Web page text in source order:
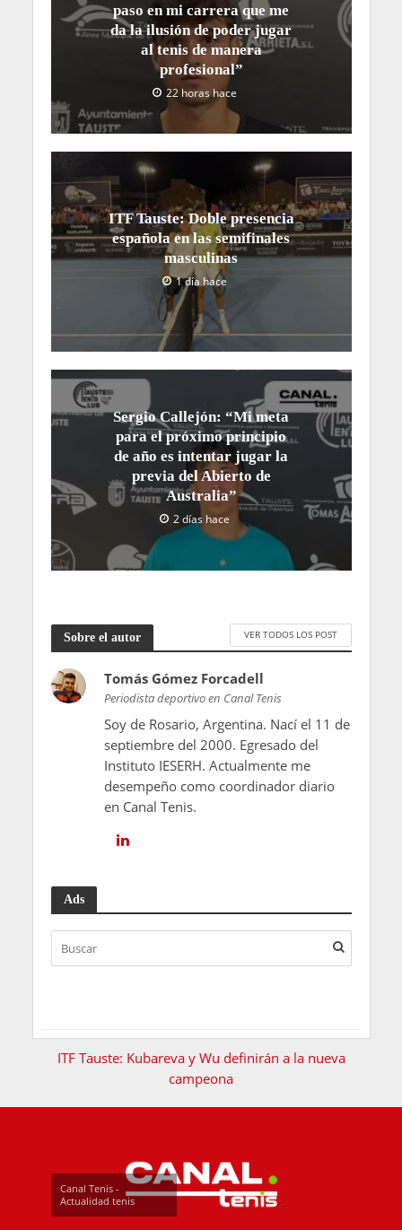
paso en mi carrera que me
da la ilusión de poder jugar
al tenis de manera
profesional”
22 horas hace
ITF Tauste: Doble presencia
española en las semifinales
masculinas
1 día hace
Sergio Callejón: “Mi meta
para el próximo principio
de año es intentar jugar la
previa del Abierto de
Australia”
2 días hace
Sobre el autor VER TODOS LOS POST
Tomás Gómez Forcadell
Periodista deportivo en Canal Tenis
Soy de Rosario, Argentina. Nací el 11 de
septiembre del 2000. Egresado del
Instituto IESERH. Actualmente me
desempeño como coordinador diario
en Canal Tenis.
Ads
ITF Tauste: Kubareva y Wu definirán a la nueva
campeona
Canal Tenis -
Actualidad tenis